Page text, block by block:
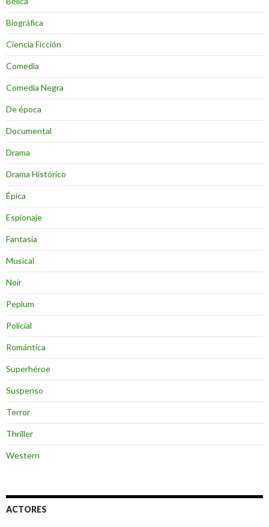
Biográfica
Ciencia Ficción
Comedia
Comedia Negra
De época
Documental
Drama
Drama Histórico
Épica
Espionaje
Fantasia
Musical
Noir
Peplum
Policial
Romántica
Superhéroe
Suspenso
Terror
Thriller
Western
ACTORES